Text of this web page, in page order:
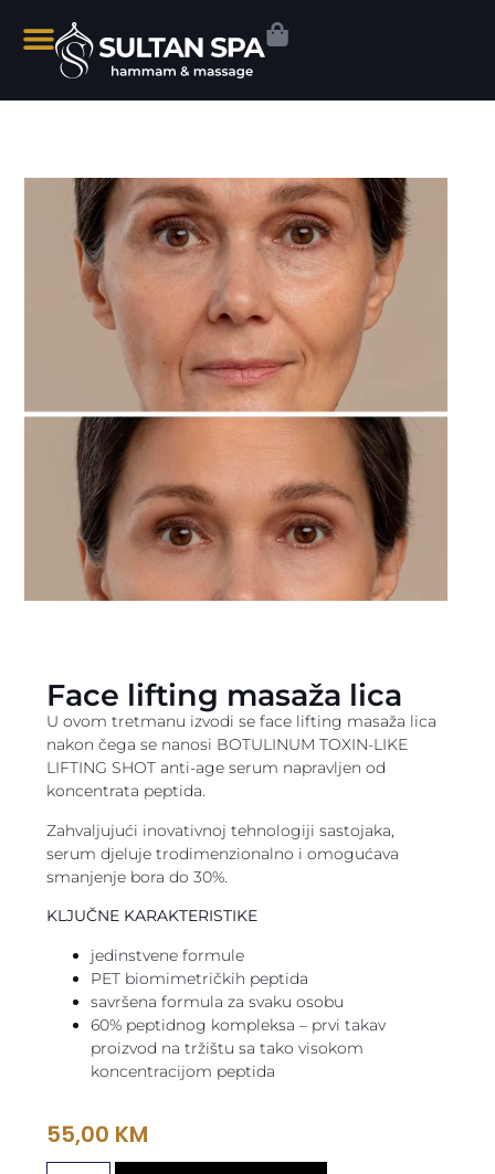
Face lifting masaža lica
U ovom tretmanu izvodi se face lifting masaža lica
nakon čega se nanosi BOTULINUM TOXIN-LIKE
LIFTING SHOT anti-age serum napravljen od
koncentrata peptida.
Zahvaljujući inovativnoj tehnologiji sastojaka,
serum djeluje trodimenzionalno i omogućava
smanjenje bora do 30%.
KLJUČNE KARAKTERISTIKE
jedinstvene formule
PET biomimetričkih peptida
savršena formula za svaku osobu
60% peptidnog kompleksa – prvi takav
proizvod na tržištu sa tako visokom
koncentracijom peptida
55,00 KM